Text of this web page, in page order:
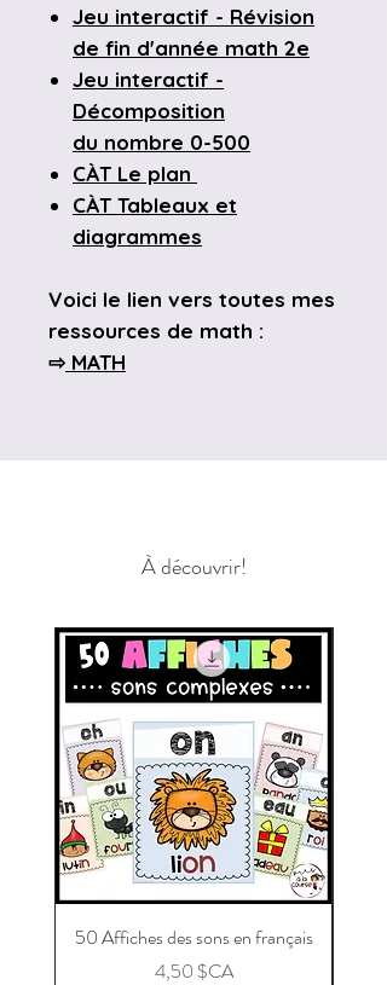
Jeu interactif - Révision
de fin d'année math 2e
Jeu interactif -
Décomposition
du nombre 0-500
CÀT Le plan
CÀT Tableaux et
diagrammes
Voici le lien vers toutes mes
ressources de math :
⇨ MATH
À découvrir!
50 Affiches des sons en français
Prix
4,50 $CA